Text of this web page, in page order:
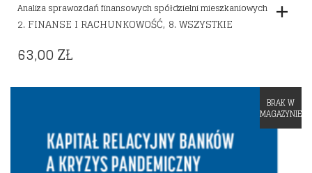
Analiza sprawozdań finansowych spółdzielni mieszkaniowych
2. FINANSE I RACHUNKOWOŚĆ, 8. WSZYSTKIE
63,00ZŁ
BRAK W
MAGAZYNIE